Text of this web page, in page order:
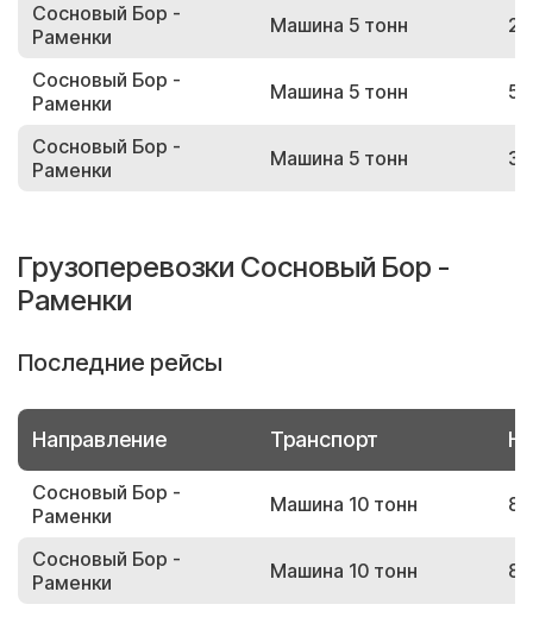
Сосновый Бор -
Раменки
Машина 5 тонн
Сосновый Бор -
Раменки
Машина 5 тонн
Сосновый Бор -
Раменки
Машина 5 тонн
Грузоперевозки Сосновый Бор -
Раменки
Последние рейсы
Направление Транспорт
Сосновый Бор -
Раменки
Машина 10 тонн
Сосновый Бор -
Раменки
Машина 10 тонн